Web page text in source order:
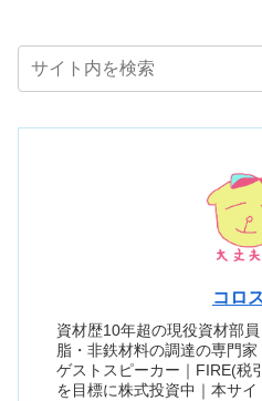
コロ
資材歴10年超の現役資材部
脂・非鉄材料の調達の専門
ゲストスピーカー｜FIRE(税
を目標に株式投資中｜本サイ